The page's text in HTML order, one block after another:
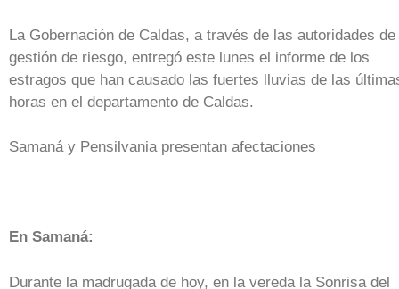
La Gobernación de Caldas, a través de las autoridades de
gestión de riesgo, entregó este lunes el informe de los
estragos que han causado las fuertes lluvias de las
horas en el departamento de Caldas.
Samaná y Pensilvania presentan afectaciones
En Samaná:
Durante la madrugada de hoy, en la vereda la Sonrisa del